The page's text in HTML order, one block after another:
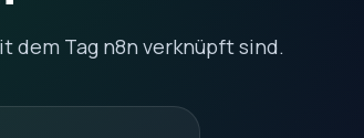
dem Tag n8n verknüpft sind.